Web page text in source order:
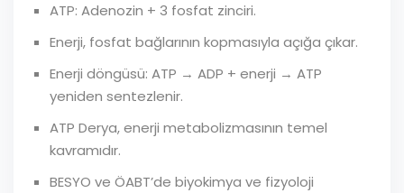
ATP: Adenozin + 3 fosfat zinciri.
Enerji, fosfat bağlarının kopmasıyla açığa çıkar.
Enerji döngüsü: ATP → ADP + enerji → ATP
yeniden sentezlenir.
ATP Derya, enerji metabolizmasının temel
kavramıdır.
BESYO ve ÖABT’de biyokimya ve fizyoloji